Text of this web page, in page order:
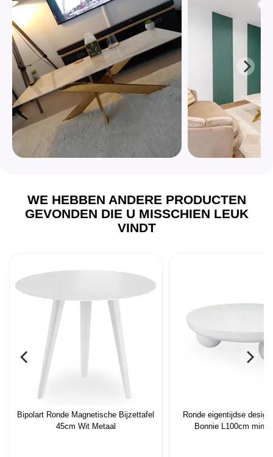
WE HEBBEN ANDERE PRODUCTEN
GEVONDEN DIE U MISSCHIEN LEUK
VINDT
Bipolart Ronde Magnetische Bijzettafel
45cm Wit Metaal
Ronde eigentijdse
Bonnie L100cm